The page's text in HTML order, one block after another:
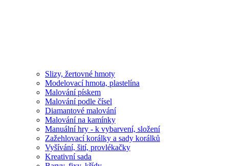
Slizy, žertovné hmoty
Modelovací hmota, plastelína
Malování pískem
Malování podle čísel
Diamantové malování
Malování na kamínky
Manuální hry - k vybarvení, složení
Zažehlovací korálky a sady korálků
Vyšívání, šití, provlékačky
Kreativní sada